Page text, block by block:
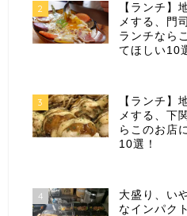
2
【ランチ】
メする、門
ランチなら
てほしい10
3
【ランチ】
メする、下
らこのお店
10選！
4
大盛り、い
なインパク